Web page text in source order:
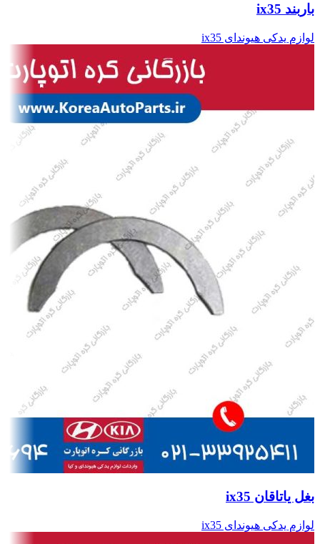
باربند ix35
لوازم یدکی هیوندای ix35
بغل یاتاقان ix35
لوازم یدکی هیوندای ix35